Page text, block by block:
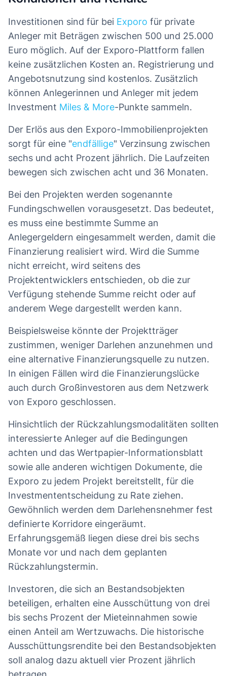
Investitionen sind für bei Exporo für private
Anleger mit Beträgen zwischen 500 und 25.000
Euro möglich. Auf der Exporo-Plattform fallen
keine zusätzlichen Kosten an. Registrierung und
Angebotsnutzung sind kostenlos. Zusätzlich
können Anlegerinnen und Anleger mit jedem
Investment Miles & More-Punkte sammeln.
Der Erlös aus den Exporo-Immobilienprojekten
sorgt für eine "endfällige" Verzinsung zwischen
sechs und acht Prozent jährlich. Die Laufzeiten
bewegen sich zwischen acht und 36 Monaten.
Bei den Projekten werden sogenannte
Fundingschwellen vorausgesetzt. Das bedeutet,
es muss eine bestimmte Summe an
Anlegergeldern eingesammelt werden, damit die
Finanzierung realisiert wird. Wird die Summe
nicht erreicht, wird seitens des
Projektentwicklers entschieden, ob die zur
Verfügung stehende Summe reicht oder auf
anderem Wege dargestellt werden kann.
Beispielsweise könnte der Projektträger
zustimmen, weniger Darlehen anzunehmen und
eine alternative Finanzierungsquelle zu nutzen.
In einigen Fällen wird die Finanzierungslücke
auch durch Großinvestoren aus dem Netzwerk
von Exporo geschlossen.
Hinsichtlich der Rückzahlungsmodalitäten sollten
interessierte Anleger auf die Bedingungen
achten und das Wertpapier-Informationsblatt
sowie alle anderen wichtigen Dokumente, die
Exporo zu jedem Projekt bereitstellt, für die
Investmententscheidung zu Rate ziehen.
Gewöhnlich werden dem Darlehensnehmer fest
definierte Korridore eingeräumt.
Erfahrungsgemäß liegen diese drei bis sechs
Monate vor und nach dem geplanten
Rückzahlungstermin.
Investoren, die sich an Bestandsobjekten
beteiligen, erhalten eine Ausschüttung von drei
bis sechs Prozent der Mieteinnahmen sowie
einen Anteil am Wertzuwachs. Die historische
Ausschüttungsrendite bei den Bestandsobjekten
soll analog dazu aktuell vier Prozent jährlich